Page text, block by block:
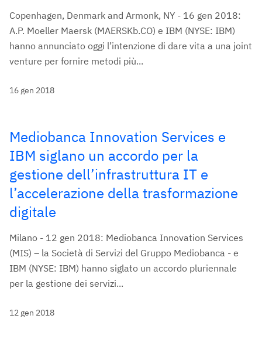
Copenhagen, Denmark and Armonk, NY - 16 gen 2018:
A.P. Moeller Maersk (MAERSKb.CO) e IBM (NYSE: IBM)
hanno annunciato oggi l’intenzione di dare vita a una joint
venture per fornire metodi più...
16 gen 2018
Mediobanca Innovation Services e
IBM siglano un accordo per la
gestione dell’infrastruttura IT e
l’accelerazione della trasformazione
digitale
Milano - 12 gen 2018: Mediobanca Innovation Services
(MIS) – la Società di Servizi del Gruppo Mediobanca - e
IBM (NYSE: IBM) hanno siglato un accordo pluriennale
per la gestione dei servizi...
12 gen 2018